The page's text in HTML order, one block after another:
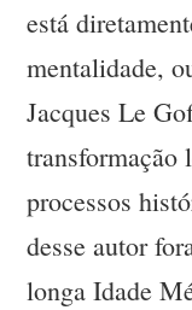
está
mentalidade,
Jacques Le
transformação
processos
desse autor
longa Idade